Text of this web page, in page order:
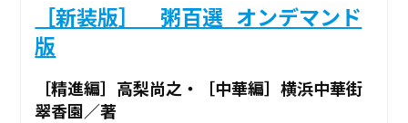
［新装版］ 粥百選_オンデマンド
版
［精進編］高梨尚之・［中華編］横浜中華街
翠香園／著